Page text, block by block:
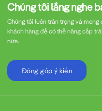
Chúng tôi lắng nghe
Chúng tôi luôn trân trọng và
khách hàng để có thể nâng cấp
nữa.
Đóng góp ý kiến